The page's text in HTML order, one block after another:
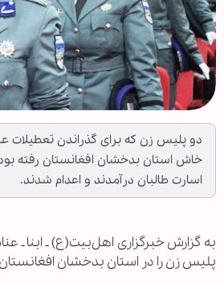
دو پلیس زن که برای گذراندن تعطیلات
خاش استان بدخشان افغانستان رفته
اسارت طالبان درآمدند و اعدام شدند.
به گزارش خبرگزاری اهل‌بیت(ع) ـ ابنا ـ
پلیس زن را در استان بدخشان